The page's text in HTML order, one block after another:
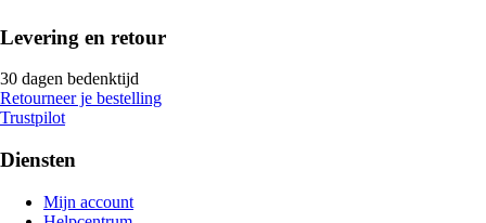
Levering en retour
30 dagen bedenktijd
Retourneer je bestelling
Trustpilot
Diensten
Mijn account